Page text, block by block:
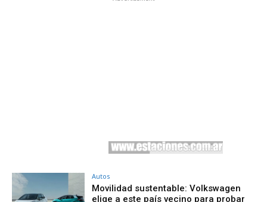
Autos
Movilidad sustentable: Volkswagen
elige a este país vecino para probar